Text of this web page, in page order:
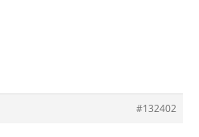
#132402